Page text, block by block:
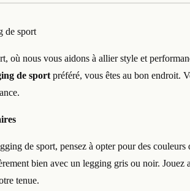
de sport
où nous vous aidons à allier style et
de sport préféré, vous êtes au bon endroit.
de sport, pensez à opter pour des couleurs
bien avec un legging gris ou noir. Jouez
tenue.